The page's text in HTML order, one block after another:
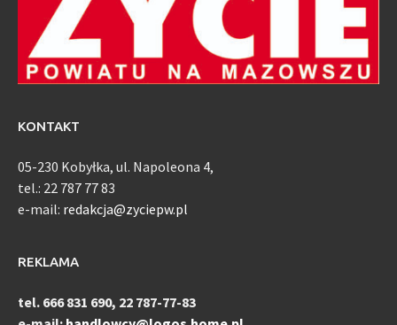
KONTAKT
05-230 Kobyłka, ul. Napoleona 4,
tel.: 22 787 77 83
e-mail: redakcja@zyciepw.pl
REKLAMA
tel. 666 831 690, 22 787-77-83